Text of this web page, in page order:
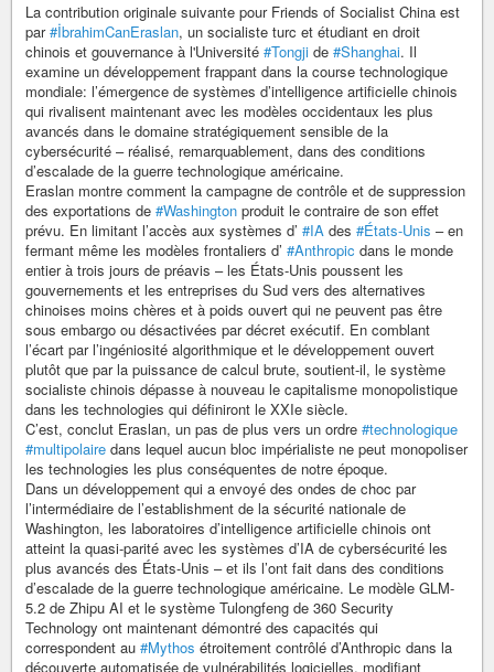
La contribution originale suivante pour Friends of Socialist China est
par#İbrahimCanEraslan, un socialiste turc et étudiant en droit
chinois et gouvernance à l'Université #Tongji de #Shanghai. Il
examine un développement frappant dans la course technologique
mondiale: l’émergence de systèmes d’intelligence artificielle chinois
qui rivalisent maintenant avec les modèles occidentaux les plus
avancés dans le domaine stratégiquement sensible de la
cybersécurité – réalisé, remarquablement, dans des conditions
d’escalade de la guerre technologique américaine.
Eraslan montre comment la campagne de contrôle et de suppression
des exportations de #Washington produit le contraire de son effet
prévu. En limitant l’accès aux systèmes d’ #IA des #États-Unis – en
fermant même les modèles frontaliers d’ #Anthropic dans le monde
entier à trois jours de préavis – les États-Unis poussent les
gouvernements et les entreprises du Sud vers des alternatives
chinoises moins chères et à poids ouvert qui ne peuvent pas être
sous embargo ou désactivées par décret exécutif. En comblant
l’écart par l’ingéniosité algorithmique et le développement ouvert
plutôt que par la puissance de calcul brute, soutient-il, le système
socialiste chinois dépasse à nouveau le capitalisme monopolistique
dans les technologies qui définiront le XXIe siècle.
C’est, conclut Eraslan, un pas de plus vers un ordre #technologique
#multipolaire dans lequel aucun bloc impérialiste ne peut monopoliser
les technologies les plus conséquentes de notre époque.
Dans un développement qui a envoyé des ondes de choc par
l’intermédiaire de l’establishment de la sécurité nationale de
Washington, les laboratoires d’intelligence artificielle chinois ont
atteint la quasi-parité avec les systèmes d’IA de cybersécurité les
plus avancés des États-Unis – et ils l’ont fait dans des conditions
d’escalade de la guerre technologique américaine. Le modèle GLM-
5.2 de Zhipu AI et le système Tulongfeng de 360 Security
Technology ont maintenant démontré des capacités qui
correspondent au #Mythos étroitement contrôlé d’Anthropic dans la
découverte automatisée de vulnérabilités logicielles, modifiant